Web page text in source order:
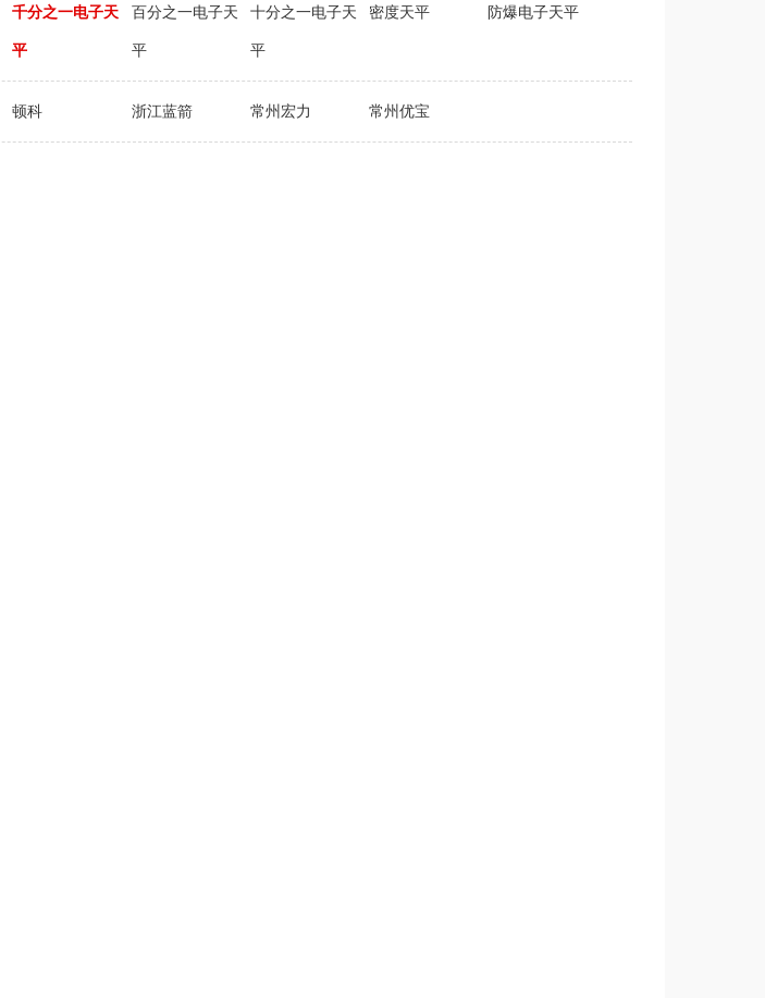
千分之一电子天
平
百分之一电子天
平
十分之一电子天
平
密度天平 防爆电子天平
顿科 浙江蓝箭 常州宏力 常州优宝